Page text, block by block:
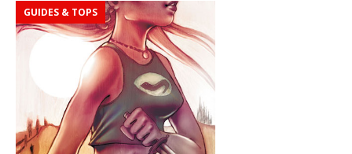
GUIDES & TOPS